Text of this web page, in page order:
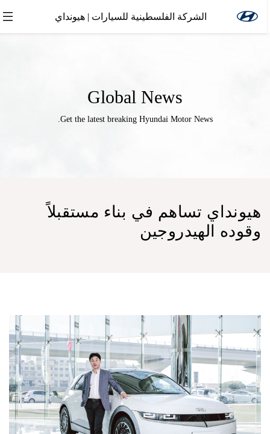
الشركة الفلسطينية للسيارات | هيونداي
Global News
Get the latest breaking Hyundai Motor News.
هيونداي تساهم في بناء مستقبلاً
وقوده الهيدروجين